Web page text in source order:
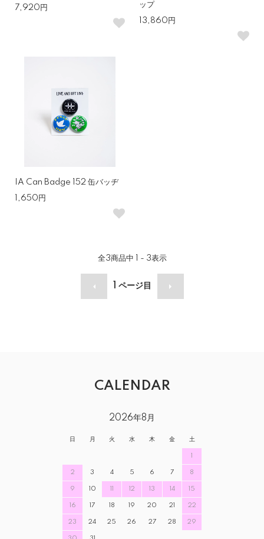
7,920円
ップ
13,860円
IA Can Badge 152 缶バッヂ
1,650円
全3商品中 1 - 3表示
ページ目
CALENDAR
2026年8月
日 月 火 水 木 金 土
1
2 3 4 5 6 7 8
9 10 11 12 13 14 15
16 17 18 19 20 21 22
23 24 25 26 27 28 29